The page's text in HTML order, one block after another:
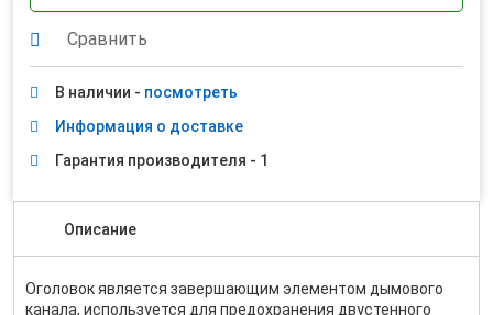
Сравнить
В наличии - посмотреть
Информация о доставке
Гарантия производителя - 1
Описание
Оголовок является завершающим элементом дымового
канала, используется для предохранения двустенного